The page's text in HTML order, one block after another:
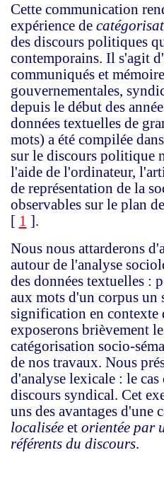
Cette communication
expérience de
des discours politiques
contemporains. Il s'agit
communiqués et
gouvernementales,
depuis le début des
données textuelles de
mots) a été compilée
sur le discours politique
l'aide de l'ordinateur,
de représentation de la
observables sur le plan
[ 1 ].
Nous nous attarderons
autour de l'analyse
des données textuelles :
aux mots d'un corpus un
signification en contexte
exposerons brièvement
catégorisation socio-
de nos travaux. Nous
d'analyse lexicale : le
discours syndical. Cet
uns des avantages d'une
localiséeet orientée par
référents du discours.